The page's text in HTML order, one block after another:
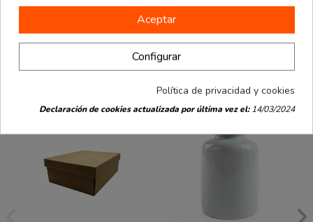
16 productos en la misma categoría:
Aceptar
Configurar
Política de privacidad y cookies
Declaración de cookies actualizada por última vez el:14/03/2024